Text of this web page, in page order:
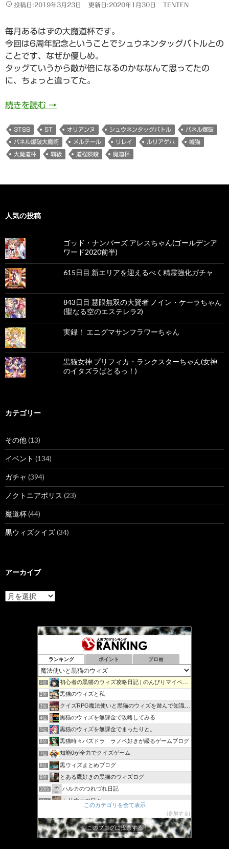
投稿日:2019年3月23日 更新日:2020年1月30日 TENTEN
毎月あるはずの大魔道杯です。
今回は6周年記念ということでシュウネンタッグバトルとの
ことです、なぜか優しめ。
タッグていうから敵が倍になるのかななんて思ってたの
に、ちょっと違ってた。
続きを読む 854日目 大魔道杯シュウネンタッグバトル覇
→
3TSS 5T オリアンヌ シュウネンタッグバトル パネル爆破
パネル爆破大魔術 メルテール リレイ ルリアゲハ 嘘猫
大魔道杯 覇級 道程険峻 魔道杯
人気の投稿
ゴッド・ナンバーズ アレスちゃん(ゴールデンア
ワード2020前半)
615日目 新エリアを迎えるべく精霊強化ガチャ
843日目 慧眼無双の大賢者 ノイン・ケーラちゃん
(聖なる空のエステレラ2)
実録！ エニグマサンフラワーちゃん
黒猫女神 プリフィカ・ランクスターちゃん(女神
のイタズラばとるっ！)
カテゴリー
その他(13)
イベント (134)
ガチャ (394)
ノクトニアポリス (23)
魔道杯(44)
黒ウィズクイズ(34)
アーカイブ
ア
ー
ランキング ポイント ブロ画
1位 初心者の黒猫のウィズ攻略日記 | のんびりマイペースで攻略…
2位 黒猫のウィズと私
3位 クイズRPG魔法使いと黒猫のウィズを遊んで知識を増やそう
4位 黒猫のウィズを無課金で攻略してみる
5位 黒猫のウィズを無課金でまったりと。
6位 黒猫時々パズドラ ラノベ好きが綴るゲームブログ
7位 知能0が全力でクイズゲーム
8位 黒ウィズまとめブログ
9位 とある鷹好きの黒猫のウィズログ
10位 ハルカのつれづれ日記
11位 シリウスの日々
13位 30過ぎてもゲーム好き
14位 黒猫のウィズと配布クリスタル生活と
このカテゴリを全て表示
参加する
このブログに投票する